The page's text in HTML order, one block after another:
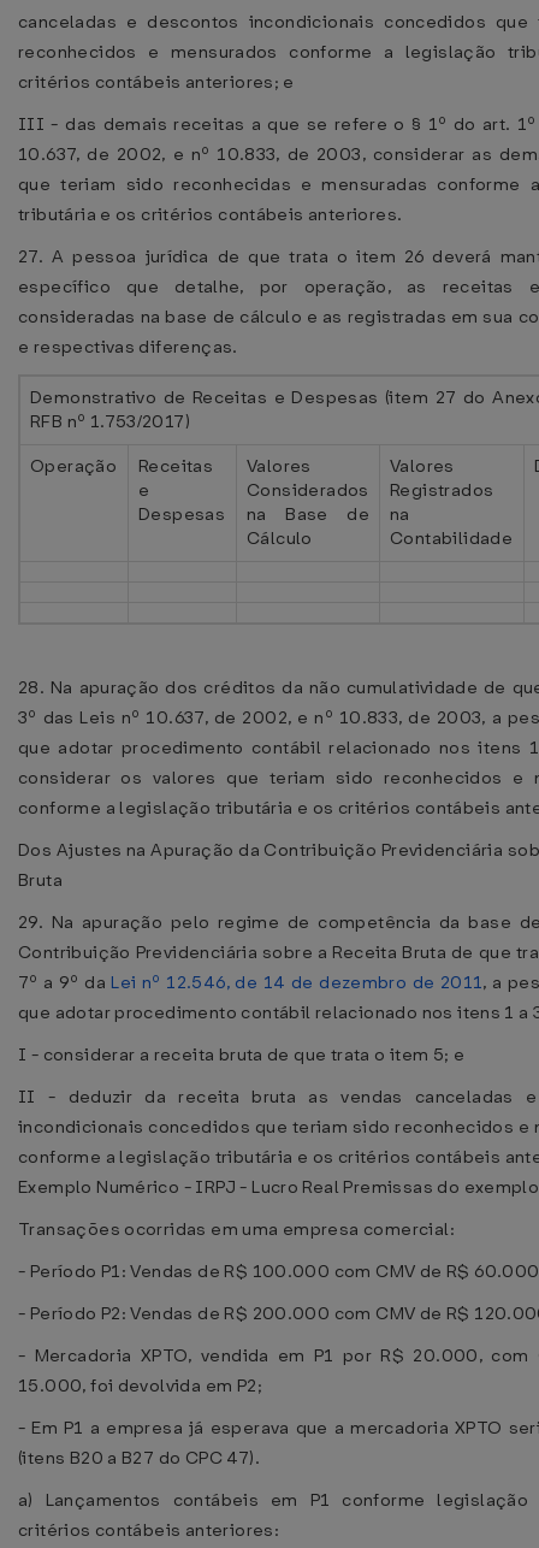
canceladas e descontos incondicionais concedidos
reconhecidos e mensurados conforme a legislação
critérios contábeis anteriores; e
III - das demais receitas a que se refere o § 1º do art. 1º
10.637, de 2002, e nº 10.833, de 2003, considerar as
que teriam sido reconhecidas e mensuradas conforme
tributária e os critérios contábeis anteriores.
27. A pessoa jurídica de que trata o item 26 deverá
específico que detalhe, por operação, as receitas
consideradas na base de cálculo e as registradas em sua
e respectivas diferenças.
Demonstrativo de Receitas e Despesas (item 27 do
RFB nº 1.753/2017)
Operação
Receitas
e
Despesas
Valores
Considerados
na Base de
Cálculo
Valores
Registrados
na
Contabilidade
28. Na apuração dos créditos da não cumulatividade de
3º das Leis nº 10.637, de 2002, e nº 10.833, de 2003, a
que adotar procedimento contábil relacionado nos itens
considerar os valores que teriam sido reconhecidos e
conforme a legislação tributária e os critérios contábeis
Dos Ajustes na Apuração da Contribuição Previdenciária
Bruta
29. Na apuração pelo regime de competência da base
Contribuição Previdenciária sobre a Receita Bruta de que
7º a 9º da Lei nº 12.546, de 14 de dezembro de 2011, a
que adotar procedimento contábil relacionado nos itens 1 a
I - considerar a receita bruta de que trata o item 5; e
II - deduzir da receita bruta as vendas canceladas
incondicionais concedidos que teriam sido reconhecidos e
conforme a legislação tributária e os critérios contábeis
Exemplo Numérico - IRPJ - Lucro Real Premissas do
Transações ocorridas em uma empresa comercial:
- Período P1: Vendas de R$ 100.000 com CMV de R$
- Período P2: Vendas de R$ 200.000 com CMV de R$
- Mercadoria XPTO, vendida em P1 por R$ 20.000, com
15.000, foi devolvida em P2;
- Em P1 a empresa já esperava que a mercadoria XPTO
(itens B20 a B27 do CPC 47).
a) Lançamentos contábeis em P1 conforme
critérios contábeis anteriores: